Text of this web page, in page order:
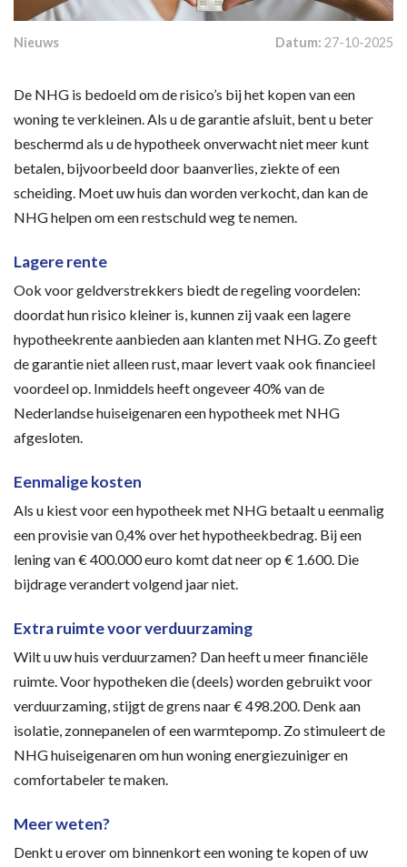
Nieuws Datum: 27-10-2025
De NHG is bedoeld om de risico’s bij het kopen van een
woning te verkleinen. Als u de garantie afsluit, bent u beter
beschermd als u de hypotheek onverwacht niet meer kunt
betalen, bijvoorbeeld door baanverlies, ziekte of een
scheiding. Moet uw huis dan worden verkocht, dan kan de
NHG helpen om een restschuld weg te nemen.
Lagere rente
Ook voor geldverstrekkers biedt de regeling voordelen:
doordat hun risico kleiner is, kunnen zij vaak een lagere
hypotheekrente aanbieden aan klanten met NHG. Zo geeft
de garantie niet alleen rust, maar levert vaak ook financieel
voordeel op. Inmiddels heeft ongeveer 40% van de
Nederlandse huiseigenaren een hypotheek met NHG
afgesloten.
Eenmalige kosten
Als u kiest voor een hypotheek met NHG betaalt u eenmalig
een provisie van 0,4% over het hypotheekbedrag. Bij een
lening van € 400.000 euro komt dat neer op € 1.600. Die
bijdrage verandert volgend jaar niet.
Extra ruimte voor verduurzaming
Wilt u uw huis verduurzamen? Dan heeft u meer financiële
ruimte. Voor hypotheken die (deels) worden gebruikt voor
verduurzaming, stijgt de grens naar € 498.200. Denk aan
isolatie, zonnepanelen of een warmtepomp. Zo stimuleert de
NHG huiseigenaren om hun woning energiezuiniger en
comfortabeler te maken.
Meer weten?
Denkt u erover om binnenkort een woning te kopen of uw